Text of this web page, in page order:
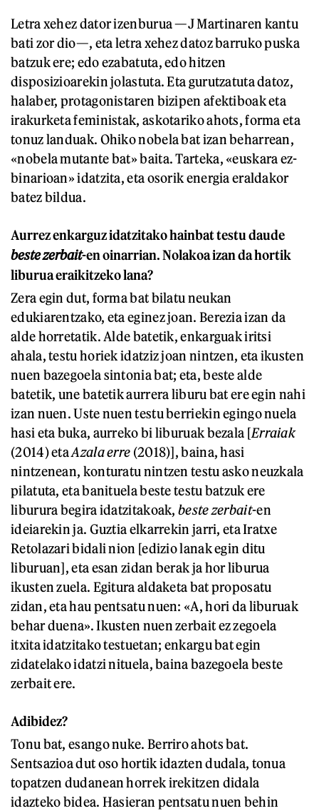
Letra xehez dator izenburua —J Martinaren kantu
bati zor dio—, eta letra xehez datoz barruko puska
batzuk ere; edo ezabatuta, edo hitzen
disposizioarekin jolastuta. Eta gurutzatuta datoz,
halaber, protagonistaren bizipen afektiboak eta
irakurketa feministak, askotariko ahots, forma eta
tonuz landuak. Ohiko nobela bat izan beharrean,
«nobela mutante bat» baita. Tarteka, «euskara ez-
binarioan» idatzita, eta osorik energia eraldakor
batez bildua.
Aurrez enkarguz idatzitako hainbat testu daude
beste zerbait-en oinarrian. Nolakoa izan da hortik
liburua eraikitzeko lana?
Zera egin dut, forma bat bilatu neukan
edukiarentzako, eta eginez joan. Berezia izan da
alde horretatik. Alde batetik, enkarguak iritsi
ahala, testu horiek idatziz joan nintzen, eta ikusten
nuen bazegoela sintonia bat; eta, beste alde
batetik, une batetik aurrera liburu bat ere egin nahi
izan nuen. Uste nuen testu berriekin egingo nuela
hasi eta buka, aurreko bi liburuak bezala [Erraiak
(2014) etaAzala erre (2018)], baina, hasi
nintzenean, konturatu nintzen testu asko neuzkala
pilatuta, eta banituela beste testu batzuk ere
liburura begira idatzitakoak,beste zerbait-en
ideiarekin ja. Guztia elkarrekin jarri, eta Iratxe
Retolazari bidali nion [edizio lanak egin ditu
liburuan], eta esan zidan berak ja hor liburua
ikusten zuela. Egitura aldaketa bat proposatu
zidan, eta hau pentsatu nuen: «A, hori da liburuak
behar duena». Ikusten nuen zerbait ez zegoela
itxita idatzitako testuetan; enkargu bat egin
zidatelako idatzi nituela, baina bazegoela beste
zerbait ere.
Adibidez?
Tonu bat, esango nuke. Berriro ahots bat.
Sentsazioa dut oso hortik idazten dudala, tonua
topatzen dudanean horrek irekitzen didala
idazteko bidea. Hasieran pentsatu nuen behin